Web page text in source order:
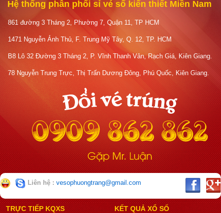
Hệ thống phân phối sỉ vé số kiến thiết Miền Nam
861 đường 3 Tháng 2, Phường 7, Quận 11, TP HCM
1471 Nguyễn Ảnh Thủ, F. Trung Mỹ Tây, Q. 12, TP. HCM
B8 Lô 32 Đường 3 Tháng 2, P. Vĩnh Thanh Vân, Rạch Giá, Kiên Giang.
78 Nguyễn Trung Trực, Thị Trấn Dương Đông, Phú Quốc, Kiên Giang.
Liên hệ : vesophuongtrang@gmail.com
TRỰC TIẾP KQXS KẾT QUẢ XỔ SỐ